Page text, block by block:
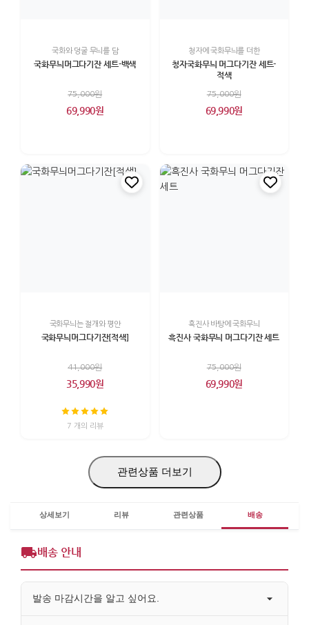
국화와 덩굴 무늬를 담
국화무늬머그다기잔 세트-백색
75,000원
69,990원
청자에 국화무늬를 더한
청자국화무늬 머그다기잔 세트-
적색
75,000원
69,990원
국화무늬는 절개와 평안
국화무늬머그다기잔[적색]
41,000원
35,990원
7 개의 리뷰
흑진사 바탕에 국화무늬
흑진사 국화무늬 머그다기잔 세트
75,000원
69,990원
관련상품 더보기
상세보기 리뷰 관련상품 배송
배송 안내
발송 마감시간을 알고 싶어요.